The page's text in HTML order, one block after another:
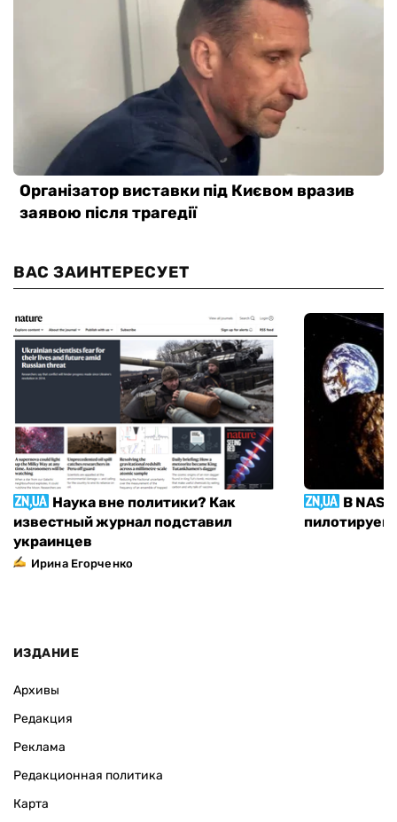
ВАС ЗАИНТЕРЕСУЕТ
Наука вне политики? Как
известный журнал подставил
украинцев
Ирина Егорченко
В
ИЗДАНИЕ
Архивы
Редакция
Реклама
Редакционная политика
Карта